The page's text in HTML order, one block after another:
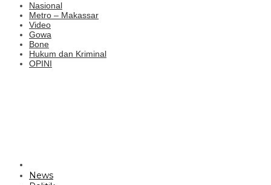
Nasional
Metro – Makassar
Video
Gowa
Bone
Hukum dan Kriminal
OPINI
News